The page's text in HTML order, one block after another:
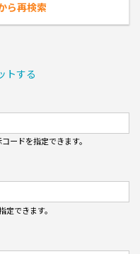
ら再検索
トする
ードを指定できます。
できます。